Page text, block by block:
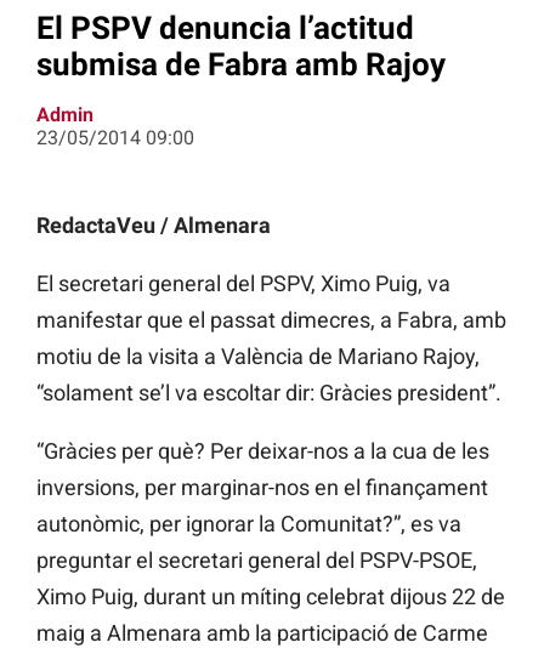
El PSPV denuncia l’actitud
submisa de Fabra amb Rajoy
Admin
23/05/2014 09:00
RedactaVeu / Almenara
El secretari general del PSPV, Ximo Puig, va
manifestar que el passat dimecres, a Fabra, amb
motiu de la visita a València de Mariano Rajoy,
“solament se’l va escoltar dir: Gràcies president”.
“Gràcies per què? Per deixar-nos a la cua de les
inversions, per marginar-nos en el finançament
autonòmic, per ignorar la Comunitat?”, es va
preguntar el secretari general del PSPV-PSOE,
Ximo Puig, durant un míting celebrat dijous 22 de
maig a Almenara amb la participació de Carme